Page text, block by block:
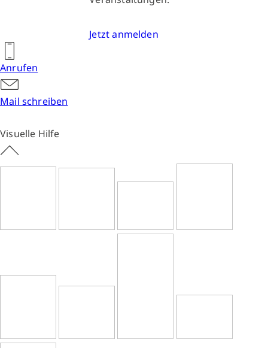
Jetzt anmelden
Anrufen
Mail schreiben
Visuelle Hilfe